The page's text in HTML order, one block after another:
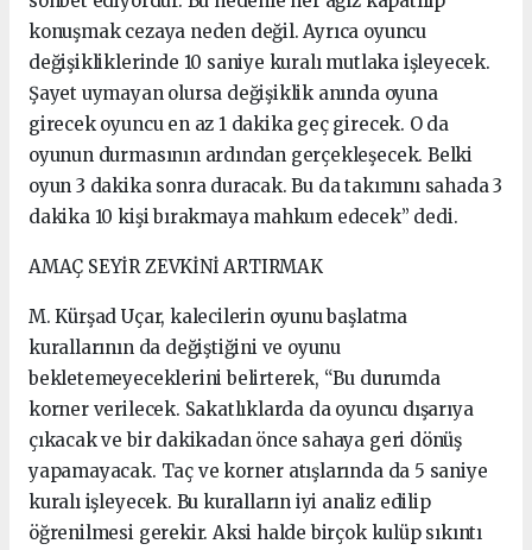
konuşmak cezaya neden değil. Ayrıca oyuncu
değişikliklerinde 10 saniye kuralı mutlaka işleyecek.
Şayet uymayan olursa değişiklik anında oyuna
girecek oyuncu en az 1 dakika geç girecek. O da
oyunun durmasının ardından gerçekleşecek. Belki
oyun 3 dakika sonra duracak. Bu da takımını sahada 3
dakika 10 kişi bırakmaya mahkum edecek” dedi.
AMAÇ SEYİR ZEVKİNİ ARTIRMAK
M. Kürşad Uçar, kalecilerin oyunu başlatma
kurallarının da değiştiğini ve oyunu
bekletemeyeceklerini belirterek, “Bu durumda
korner verilecek. Sakatlıklarda da oyuncu dışarıya
çıkacak ve bir dakikadan önce sahaya geri dönüş
yapamayacak. Taç ve korner atışlarında da 5 saniye
kuralı işleyecek. Bu kuralların iyi analiz edilip
öğrenilmesi gerekir. Aksi halde birçok kulüp sıkıntı